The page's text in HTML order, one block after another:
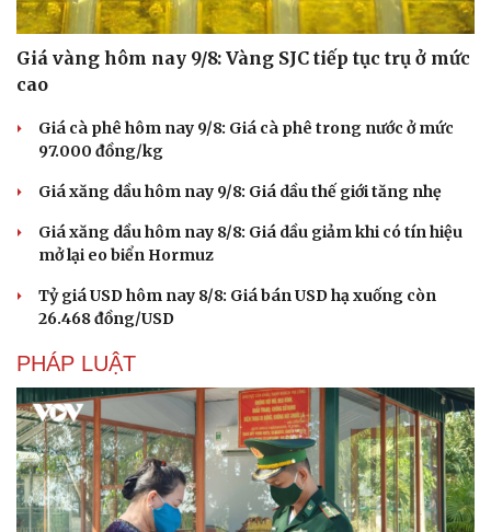
Sân khấu - Điện ảnh
Văn học
Âm nhạc
Di sản
Nghệ sĩ
Sao Việt
Giá vàng hôm nay 9/8: Vàng SJC tiếp tục trụ ở mức
cao
Giá cà phê hôm nay 9/8: Giá cà phê trong nước ở mức
97.000 đồng/kg
Giá xăng dầu hôm nay 9/8: Giá dầu thế giới tăng nhẹ
Giá xăng dầu hôm nay 8/8: Giá dầu giảm khi có tín hiệu
mở lại eo biển Hormuz
Tỷ giá USD hôm nay 8/8: Giá bán USD hạ xuống còn
26.468 đồng/USD
PHÁP LUẬT